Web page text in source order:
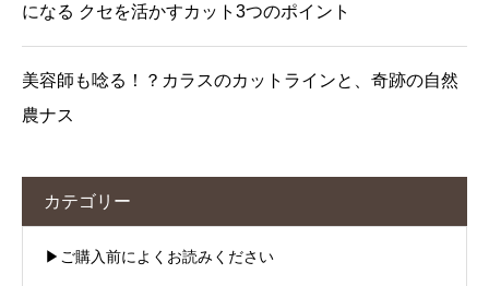
になる クセを活かすカット3つのポイント
美容師も唸る！？カラスのカットラインと、奇跡の自然
農ナス
カテゴリー
▶︎ご購入前によくお読みください